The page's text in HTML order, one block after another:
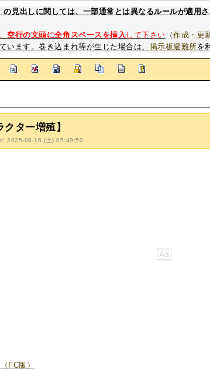
見出しに関しては、一部通常とは異なるルールが適用
空行の文頭に全角スペースを挿入 して下さい （作成・更
います。巻き込まれ等が生じた場合は、 掲示板避難所を
クター増殖】
2025-08-16 (土) 05:49:50
FC版）